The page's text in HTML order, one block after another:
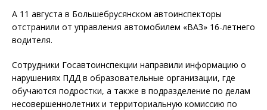
А 11 августа в Большебрусянском автоинспекторы
отстранили от управления автомобилем «ВАЗ» 16-летнего
водителя.
Сотрудники Госавтоинспекции направили информацию о
нарушениях ПДД в образовательные организации, где
обучаются подростки, а также в подразделение по делам
несовершеннолетних и территориальную комиссию по